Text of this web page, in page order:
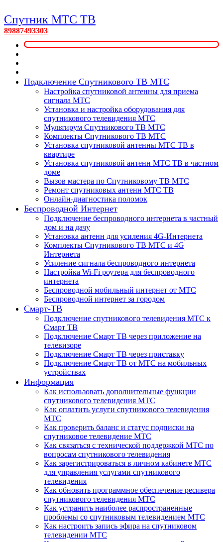
Спутник МТС ТВ
89887493303
Подключение Спутникового ТВ МТС
Настройка спутниковой антенны для приема
сигнала МТС
Установка и настройка оборудования для
спутникового телевидения МТС
Мультирум Спутникового ТВ МТС
Комплекты Спутникового ТВ МТС
Установка спутниковой антенны МТС ТВ в
квартире
Установка спутниковой антенн МТС ТВ в частном
доме
Вызов мастера по Спутниковому ТВ МТС
Ремонт спутниковых антенн МТС ТВ
Онлайн-диагностика поломок
Беспроводной Интернет
Подключение беспроводного интернета в частный
дом и на дачу
Установка антенн для усиления 4G-Интернета
Комплекты Спутникового ТВ МТС и 4G
Интернета
Усиление сигнала беспроводного интернета
Настройка Wi-Fi роутера для беспроводного
интернета
Беспроводной мобильный интернет от МТС
Беспроводной интернет за городом
Смарт-ТВ
Подключение спутникового телевидения МТС к
Смарт ТВ
Подключение Смарт ТВ через приложение на
телевизоре
Подключение Смарт ТВ через приставку
Подключение Смарт ТВ от МТС на мобильных
устройствах
Информация
Как использовать дополнительные функции
спутникового телевидения МТС
Как оплатить услуги спутникового телевидения
МТС
Как проверить баланс и статус подписки на
спутниковое телевидение МТС
Как связаться с технической поддержкой МТС по
вопросам спутникового телевидения
Как зарегистрироваться в личном кабинете МТС
для управления услугами спутникового
телевидения
Как обновить программное обеспечение ресивера
спутникового телевидения МТС
Как устранить наиболее распространенные
проблемы со спутниковым телевидением МТС
Как настроить запись эфира на спутниковом
телевидении МТС